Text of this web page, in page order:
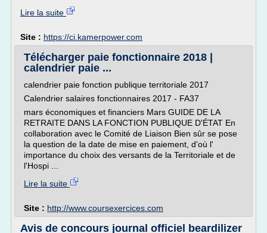
Lire la suite
Site : https://ci.kamerpower.com
Télécharger paie fonctionnaire 2018 |
calendrier paie ...
calendrier paie fonction publique territoriale 2017
Calendrier salaires fonctionnaires 2017 - FA37
mars économiques et financiers Mars GUIDE DE LA
RETRAITE DANS LA FONCTION PUBLIQUE D'ÉTAT En
collaboration avec le Comité de Liaison Bien sûr se pose
la question de la date de mise en paiement, d'où l'
importance du choix des versants de la Territoriale et de
l'Hospi ...
Lire la suite
Site : http://www.coursexercices.com
Avis de concours journal officiel beardilizer